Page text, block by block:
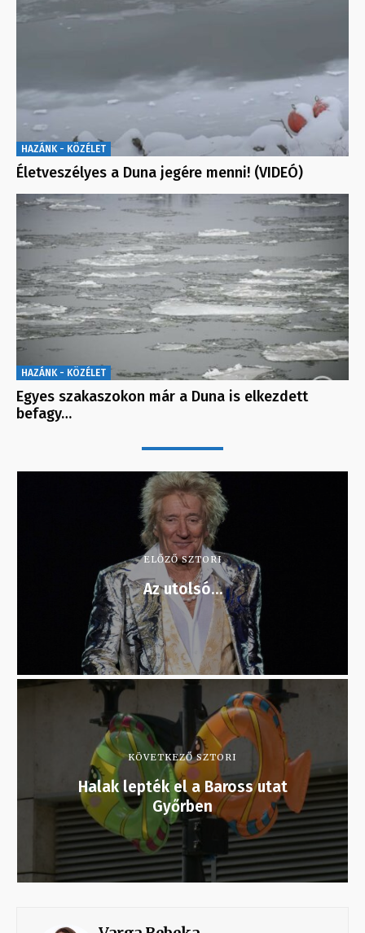
HAZÁNK - KÖZÉLET
Életveszélyes a Duna jegére menni! (VIDEÓ)
HAZÁNK - KÖZÉLET
Egyes szakaszokon már a Duna is elkezdett
befagy…
ELŐZŐ SZTORI
Az utolsó…
KÖVETKEZŐ SZTORI
Halak lepték el a Baross utat
Győrben